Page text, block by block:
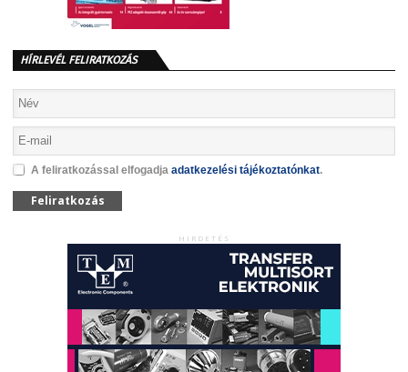
HÍRLEVÉL FELIRATKOZÁS
A feliratkozással elfogadja adatkezelési tájékoztatónkat.
Feliratkozás
HIRDETÉS